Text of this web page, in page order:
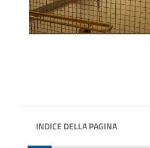
INDICE DELLA PAGINA